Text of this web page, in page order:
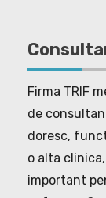
Firma TRIF
de
doresc,
o alta
important